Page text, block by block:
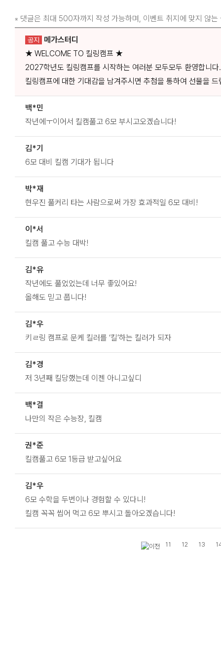
※ 댓글은 최대 500자까지 작성 가능하며, 이벤트 취지에 맞지 않는
공지
메가스터디
★ WELCOME TO 킬링캠프 ★
2027학년도 킬링캠프를 시작하는 여러분 모두모두 환영합니다.
킬링캠프에 대한 기대감을 남겨주시면 추첨을 통하여 선물을 드
백*민
작년에ㅜ이어서 킬캠풀고 6모 부시고오겠습니다!
김*기
6모 대비 킬캠 기대가 됩니다
박*재
현우진 풀커리 타는 사람으로써 가장 효과적일 6모 대비!
이*서
킬캠 풀고 수능 대박!
김*유
작년에도 풀었었는데 너무 좋있어요!
올해도 믿고 풉니다!
김*우
키ㄹ링 캠프로 문케 킬러를 ‘킬’하는 킬러가 되자
김*경
저 3년째 킬당했는데 이젠 아니고싶디
백*결
나만의 작은 수능장, 킬캠
권*준
킬캠풀고 6모 1등급 받고싶어요
김*우
6모 수학을 두번이나 경험할 수 있다니!
킬캠 꼭꼭 씹어 먹고 6모 뿌시고 돌아오겠습니다!
11 12 13